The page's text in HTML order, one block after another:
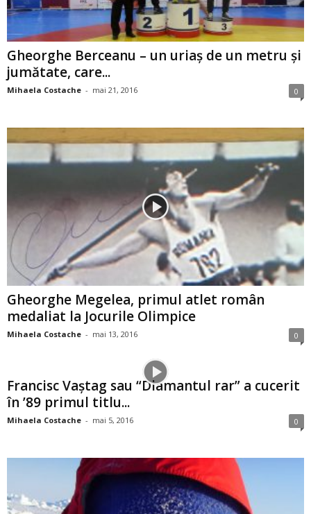
Gheorghe Berceanu – un uriaş de un metru şi
jumătate, care...
Mihaela Costache - mai 21, 2016 0
Gheorghe Megelea, primul atlet român
medaliat la Jocurile Olimpice
Mihaela Costache - mai 13, 2016 0
Francisc Vaştag sau “Diamantul rar” a cucerit
în ’89 primul titlu...
Mihaela Costache - mai 5, 2016 0